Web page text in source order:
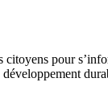
citoyens pour